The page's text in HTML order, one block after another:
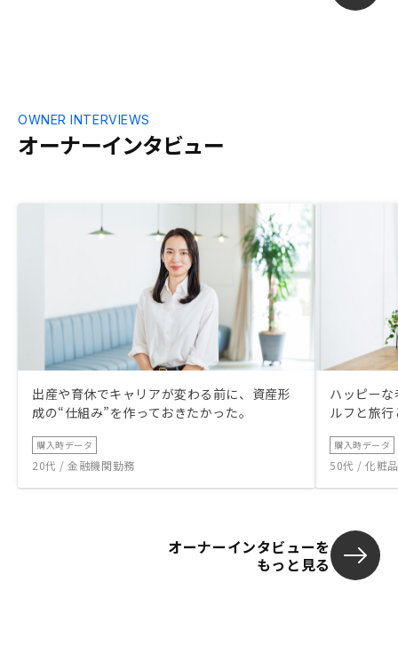
オーナーインタビュー
OWNER INTERVIEWS
出産や育休でキャリアが変わる前に、資産形
成の“仕組み”を作っておきたかった。
購入時データ
20代 / 金融機関勤務
ハッピー
ルフと旅
購入時データ
50代 / 化粧
オーナーインタビューを
もっと見る